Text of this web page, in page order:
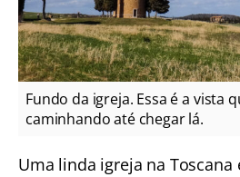
Fundo da igreja. Essa é a vista
caminhando até chegar lá.
Uma linda igreja na